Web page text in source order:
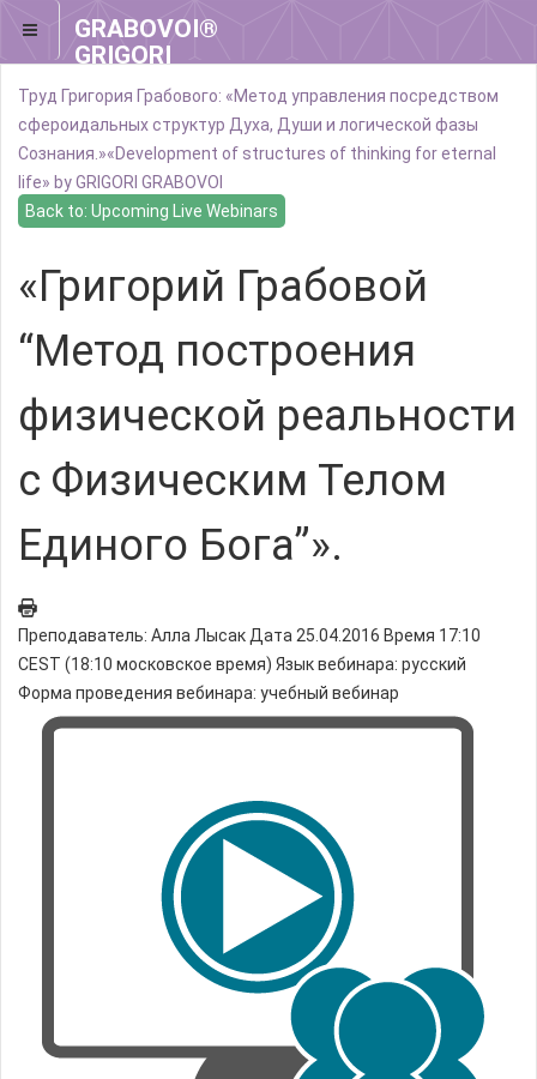
GRABOVOI®
GRIGORI
GRABOVOI®
Труд Григория Грабового: «Метод управления посредством
сфероидальных структур Духа, Души и логической фазы
Сознания.»«Development of structures of thinking for eternal
life» by GRIGORI GRABOVOI
Back to: Upcoming Live Webinars
«Григорий Грабовой
“Метод построения
физической реальности
с Физическим Телом
Единого Бога”».
Преподаватель: Алла Лысак Дата 25.04.2016 Время 17:10
CEST (18:10 московское время) Язык вебинара: русский
Форма проведения вебинара: учебный вебинар